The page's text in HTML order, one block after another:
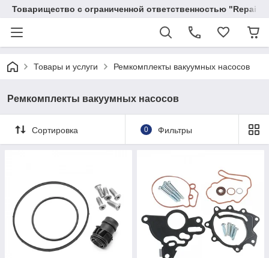
Товарищество с ограниченной ответственностью
Товары и услуги Ремкомплекты вакуумных насосов
Ремкомплекты вакуумных насосов
Сортировка 0 Фильтры